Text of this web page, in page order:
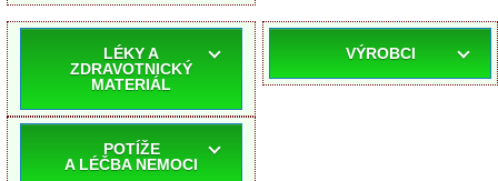
LÉKY A
ZDRAVOTNICKÝ
MATERIÁL
POTÍŽE
A LÉČBA NEMOCI
VÝROBCI